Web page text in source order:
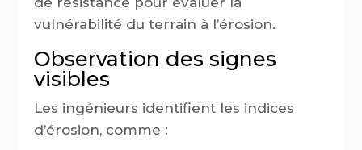
vulnérabilité du terrain à l’érosion.
Observation des signes
visibles
Les ingénieurs identifient les indices
d’érosion, comme :